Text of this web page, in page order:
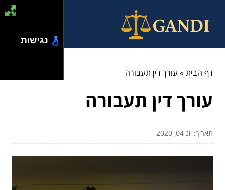
דף הבית» עורך דין תעבורה
עורך דין תעבורה
תאריך: יונ 04, 2020
נגישות